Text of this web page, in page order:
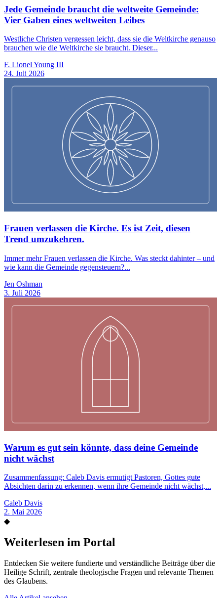
Jede Gemeinde braucht die weltweite Gemeinde:
Vier Gaben eines weltweiten Leibes
Westliche Christen vergessen leicht, dass sie die Weltkirche genauso
brauchen wie die Weltkirche sie braucht. Dieser...
F. Lionel Young III
24. Juli 2026
Frauen verlassen die Kirche. Es ist Zeit, diesen
Trend umzukehren.
Immer mehr Frauen verlassen die Kirche. Was steckt dahinter – und
wie kann die Gemeinde gegensteuern?...
Jen Oshman
3. Juli 2026
Warum es gut sein könnte, dass deine Gemeinde
nicht wächst
Zusammenfassung: Caleb Davis ermutigt Pastoren, Gottes gute
Absichten darin zu erkennen, wenn ihre Gemeinde nicht wächst,...
Caleb Davis
2. Mai 2026
◆
Weiterlesen im Portal
Entdecken Sie weitere fundierte und verständliche Beiträge über die
Heilige Schrift, zentrale theologische Fragen und relevante Themen
des Glaubens.